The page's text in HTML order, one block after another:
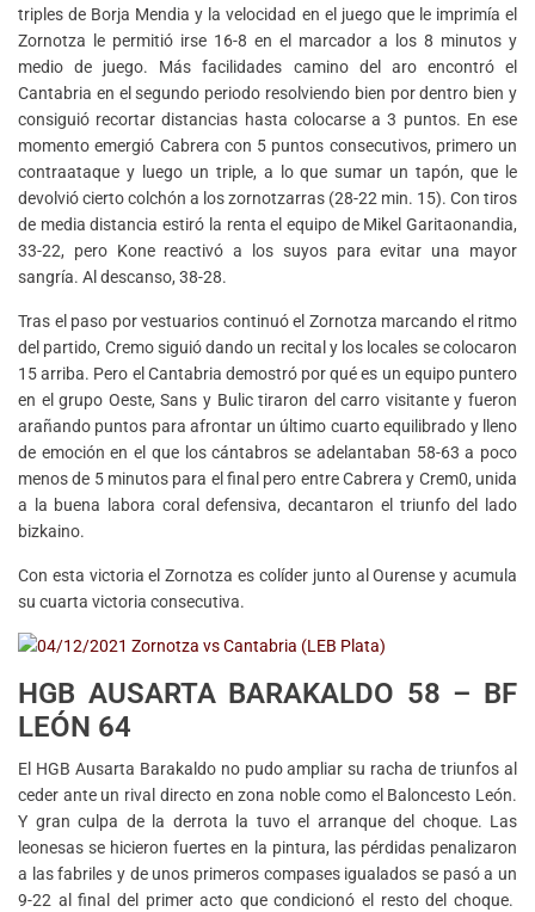
triples de Borja Mendia y la velocidad en el juego que le imprimía el
Zornotza le permitió irse 16-8 en el marcador a los 8 minutos y
medio de juego. Más facilidades camino del aro encontró el
Cantabria en el segundo periodo resolviendo bien por dentro bien y
consiguió recortar distancias hasta colocarse a 3 puntos. En ese
momento emergió Cabrera con 5 puntos consecutivos, primero un
contraataque y luego un triple, a lo que sumar un tapón, que le
devolvió cierto colchón a los zornotzarras (28-22 min. 15). Con tiros
de media distancia estiró la renta el equipo de Mikel Garitaonandia,
33-22, pero Kone reactivó a los suyos para evitar una mayor
sangría. Al descanso, 38-28.
Tras el paso por vestuarios continuó el Zornotza marcando el ritmo
del partido, Cremo siguió dando un recital y los locales se colocaron
15 arriba. Pero el Cantabria demostró por qué es un equipo puntero
en el grupo Oeste, Sans y Bulic tiraron del carro visitante y fueron
arañando puntos para afrontar un último cuarto equilibrado y lleno
de emoción en el que los cántabros se adelantaban 58-63 a poco
menos de 5 minutos para el final pero entre Cabrera y Crem0, unida
a la buena labora coral defensiva, decantaron el triunfo del lado
bizkaino.
Con esta victoria el Zornotza es colíder junto al Ourense y acumula
su cuarta victoria consecutiva.
HGB AUSARTA BARAKALDO 58 – BF
LEÓN 64
El HGB Ausarta Barakaldo no pudo ampliar su racha de triunfos al
ceder ante un rival directo en zona noble como el Baloncesto León.
Y gran culpa de la derrota la tuvo el arranque del choque. Las
leonesas se hicieron fuertes en la pintura, las pérdidas penalizaron
a las fabriles y de unos primeros compases igualados se pasó a un
9-22 al final del primer acto que condicionó el resto del choque.